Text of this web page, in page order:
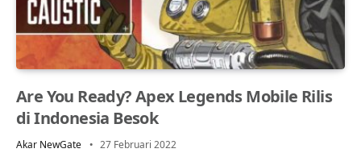
Are You Ready? Apex Legends Mobile Rilis
di Indonesia Besok
Akar NewGate 27 Februari 2022